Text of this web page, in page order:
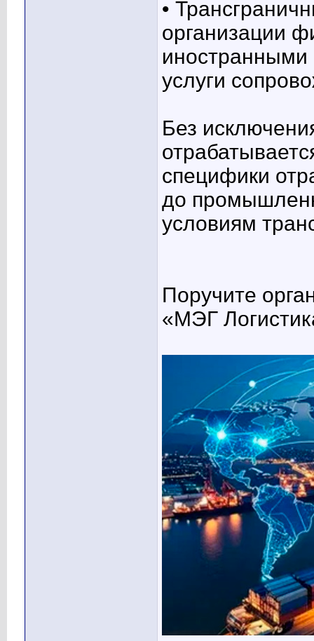
•
организации
иностранными
услуги
Без
специфики
до
условиям
Поручите
«МЭГ